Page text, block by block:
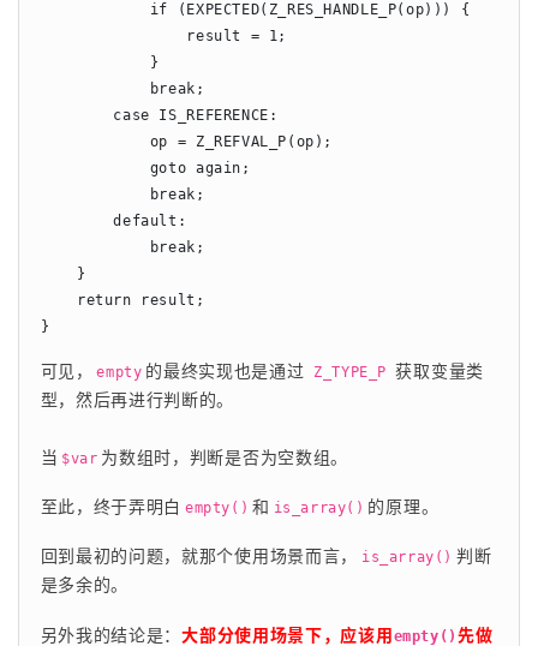
            if (EXPECTED(Z_RES_HANDLE_P(op))) {
                result = 1;
            }
            break;
        case IS_REFERENCE:
            op = Z_REFVAL_P(op);
            goto again;
            break;
        default:
            break;
    }
    return result;
可见， empty 的最终实现也是通过 Z_TYPE_P 获取变量类
型，然后再进行判断的。
当 $var 为数组时，判断是否为空数组。
至此，终于弄明白 empty() 和 is_array() 的原理。
回到最初的问题，就那个使用场景而言， is_array() 判断
是多余的。
另外我的结论是：大部分使用场景下，应该用empty() 先做